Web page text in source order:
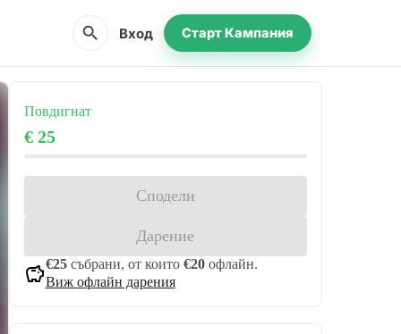
search Вход Старт Кампания
Повдигнат
€ 25
Сподели
Дарение
savings€25събрани, от които €20офлайн.
Виж офлайн дарения